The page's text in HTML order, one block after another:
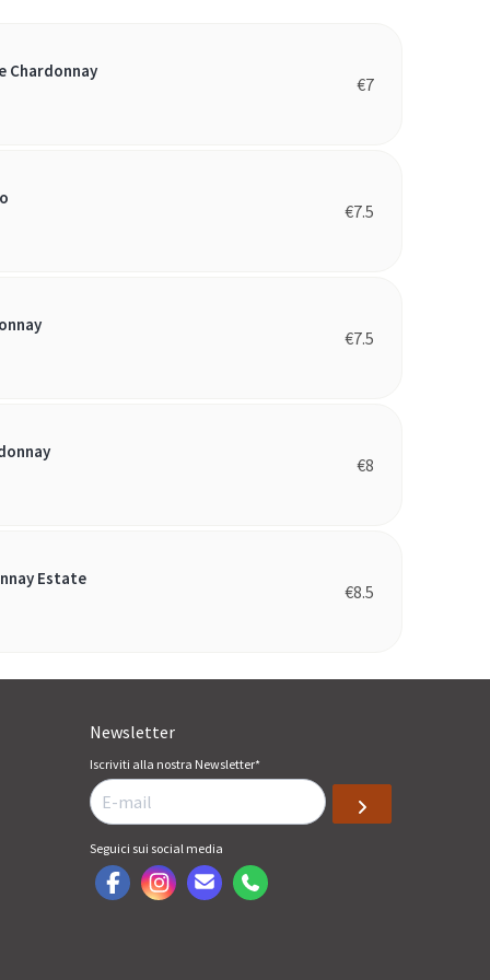
Chardonnay
€7
€7.5
€7.5
€8
Estate
€8.5
Newsletter
Iscriviti alla nostra Newsletter*
Seguici sui social media